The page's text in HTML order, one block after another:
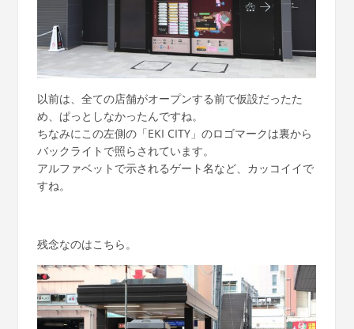
以前は、全ての店舗がオープンする前で仮設だったた
め、ぱっとしなかったんですね。
ちなみにこの左側の「EKI CITY」のロゴマークは裏から
バックライトで照らされています。
アルファベットで示されるゲート名など、カッコイイで
すね。
残念なのはこちら。